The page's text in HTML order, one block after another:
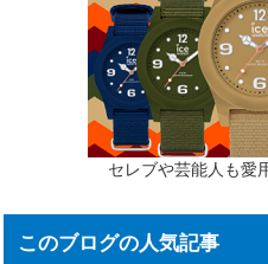
セレブや芸能人も愛
このブログの人気記事